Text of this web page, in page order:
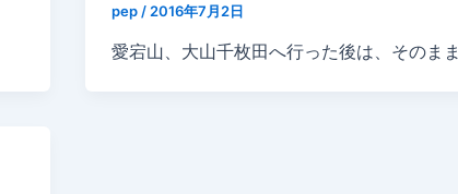
pep / 2016年7月2日
愛宕山、大山千枚田へ行った後は、そのまま